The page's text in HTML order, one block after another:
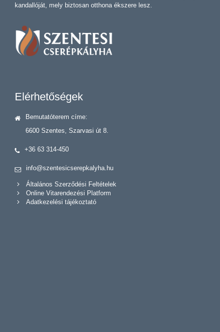
kandallóját, mely biztosan otthona ékszere lesz.
Elérhetőségek
Bemutatóterem címe:
6600 Szentes, Szarvasi út 8.
+36 63 314-450
info@szentesicserepkalyha.hu
Általános Szerződési Feltételek
Online Vitarendezési Platform
Adatkezelési tájékoztató